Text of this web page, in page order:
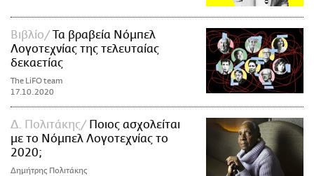
Βιβλίο
Τα βραβεία Νόμπελ
Λογοτεχνίας της τελευταίας
δεκαετίας
The LiFO team
17.10.2020
Δ. Πολιτάκης
Ποιος ασχολείται
με το Νόμπελ Λογοτεχνίας το
2020;
Δημήτρης Πολιτάκης